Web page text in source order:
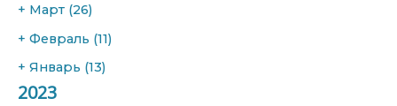
+ Март (26)
+ Февраль (11)
+ Январь (13)
2023